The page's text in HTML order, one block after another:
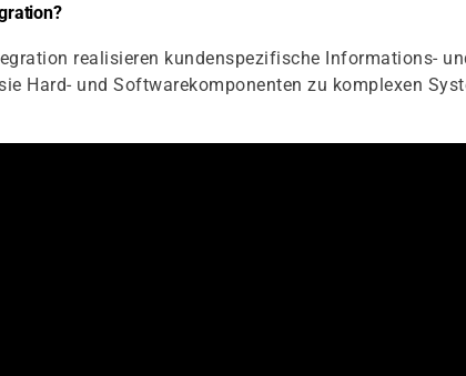
realisieren kundenspezifische Informations-
Hard- und Softwarekomponenten zu komplexen